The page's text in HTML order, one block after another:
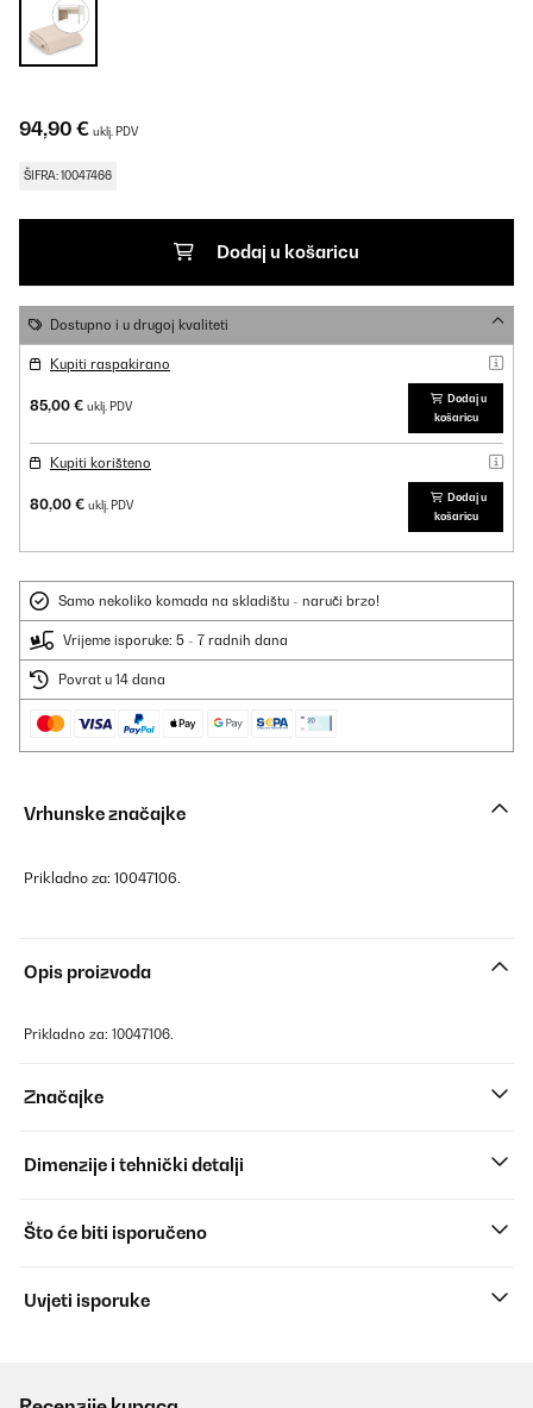
94,90 € uklj. PDV
ŠIFRA: 10047466
Dodaj u košaricu
Dostupno i u drugoj kvaliteti
Kupiti raspakirano
85,00 € uklj. PDV
Dodaj u
košaricu
Kupiti korišteno
80,00 € uklj. PDV
Dodaj u
košaricu
Samo nekoliko komada na skladištu - naruči brzo!
Vrijeme isporuke: 5 - 7 radnih dana
Povrat u 14 dana
Vrhunske značajke
Prikladno za: 10047106.
Opis proizvoda
Prikladno za: 10047106.
Značajke
Dimenzije i tehnički detalji
Što će biti isporučeno
Uvjeti isporuke